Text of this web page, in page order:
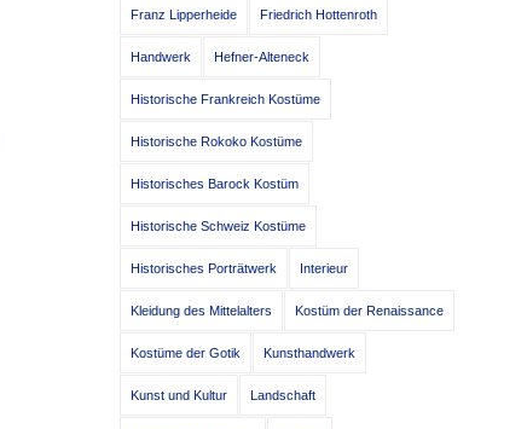
Franz Lipperheide Friedrich Hottenroth
Handwerk Hefner-Alteneck
Historische Frankreich Kostüme
Historische Rokoko Kostüme
Historisches Barock Kostüm
Historische Schweiz Kostüme
Historisches Porträtwerk Interieur
Kleidung des Mittelalters Kostüm der Renaissance
Kostüme der Gotik Kunsthandwerk
Kunst und Kultur Landschaft